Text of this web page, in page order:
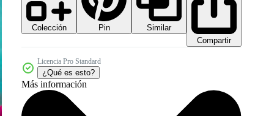
Colección Pin
Similar
Compartir
Licencia Pro Standard
¿Qué es esto?
Más información